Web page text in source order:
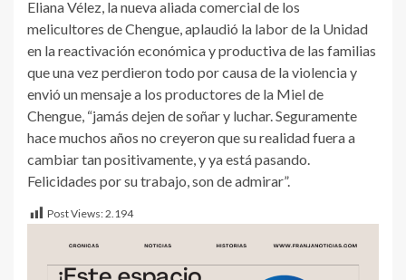
Eliana Vélez, la nueva aliada comercial de los
melicultores de Chengue, aplaudió la labor de la Unidad
en la reactivación económica y productiva de las familias
que una vez perdieron todo por causa de la violencia y
envió un mensaje a los productores de la Miel de
Chengue, “jamás dejen de soñar y luchar. Seguramente
hace muchos años no creyeron que su realidad fuera a
cambiar tan positivamente, y ya está pasando.
Felicidades por su trabajo, son de admirar”.
Post Views:2.194